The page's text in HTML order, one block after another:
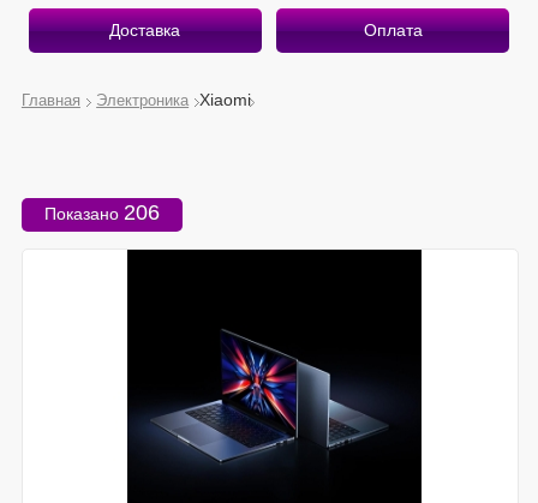
Доставка Оплата
Главная Электроника Xiaomi
Приветствуем Вас на страницах интернет-магазина
«Беру Здесь».
Почему «Беру Здесь»?
Экономим ваше время и деньги
Оказываем профессиональные услуги
Работаем качественно и быстро
Показано 206